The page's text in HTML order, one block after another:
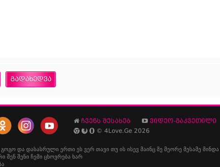
გადახედვა
ჩვენს შესახებ ვიდეო-გაკვეთილი
© 4Love.Ge 2026
გოგო და დასასრული ერთი ეს ვერ თავი თუ ის ისევ მაინც მე მეორე მესამე მინდა
შენ შენი ჩემი ცხოვრება ხარ